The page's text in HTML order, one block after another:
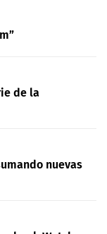
de la
nuevas